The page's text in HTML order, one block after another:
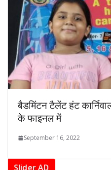
बैडमिंटन टैलेंट हंट
के फाइनल में
September 16, 2022
Slider AD